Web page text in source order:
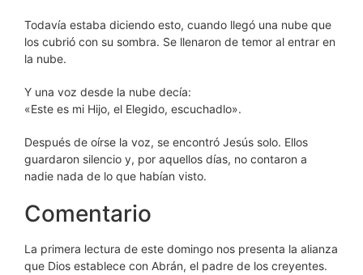
Todavía estaba diciendo esto, cuando llegó una nube que
los cubrió con su sombra. Se llenaron de temor al entrar en
la nube.
Y una voz desde la nube decía:
«Este es mi Hijo, el Elegido, escuchadlo».
Después de oírse la voz, se encontró Jesús solo. Ellos
guardaron silencio y, por aquellos días, no contaron a
nadie nada de lo que habían visto.
Comentario
La primera lectura de este domingo nos presenta la alianza
que Dios establece con Abrán, el padre de los creyentes.